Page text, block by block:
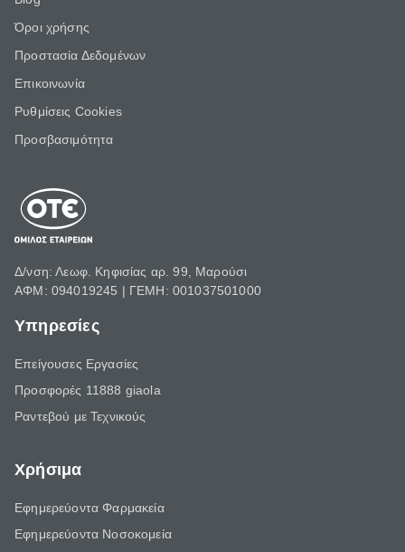
Όροι χρήσης
Προστασία Δεδομένων
Επικοινωνία
Ρυθμίσεις Cookies
Προσβασιμότητα
Δ/νση: Λεωφ. Κηφισίας αρ. 99, Μαρούσι
ΑΦΜ: 094019245 | ΓΕΜΗ: 001037501000
Υπηρεσίες
Επείγουσες Εργασίες
Προσφορές 11888 giaola
Ραντεβού με Τεχνικούς
Χρήσιμα
Εφημερεύοντα Φαρμακεία
Εφημερεύοντα Νοσοκομεία